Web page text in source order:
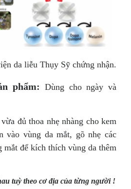
da liễu Thụy Sỹ chứng nhận.
phẩm: Dùng cho ngày và
đủ thoa nhẹ nhàng cho kem
vào vùng da mắt, gõ nhẹ các
mắt để kích thích vùng da thêm
tuỳ theo cơ địa của từng người !